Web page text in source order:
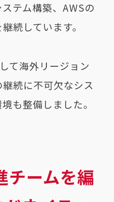
テム構築、AWSの
続しています。
て海外リージョン
続に不可欠なシス
も整備しました。
チームを編